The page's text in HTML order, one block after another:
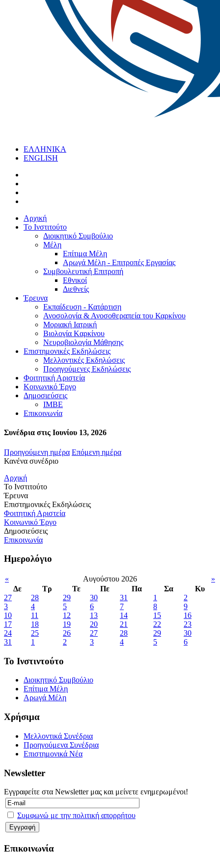
ΕΛΛΗΝΙΚΑ
ENGLISH
Αρχική
Το Ινστιτούτο
Διοικητικό Συμβούλιο
Μέλη
Επίτιμα Μέλη
Αρωγά Μέλη - Επιτροπές Εργασίας
Συμβουλευτική Επιτροπή
Εθνικοί
Διεθνείς
Έρευνα
Εκπαίδευση - Κατάρτιση
Ανοσολογία & Ανοσοθεραπεία του Καρκίνου
Μοριακή Ιατρική
Βιολογία Kαρκίνου
Νευροβιολογία Μάθησης
Επιστημονικές Εκδηλώσεις
Μελλοντικές Εκδηλώσεις
Προηγούμενες Εκδηλώσεις
Φοιτητική Αριστεία
Κοινωνικό Έργο
Δημοσιεύσεις
ΙΜΒΕ
Επικοινωνία
Συνέδρια στις Ιουνίου 13, 2026
Προηγούμενη ημέρα Επόμενη ημέρα
Κανένα συνέδριο
Αρχική
Το Ινστιτούτο
Έρευνα
Επιστημονικές Εκδηλώσεις
Φοιτητική Αριστεία
Κοινωνικό Έργο
Δημοσιεύσεις
Επικοινωνία
Ημερολόγιο
« Αυγούστου 2026
»
Δε
Τρ Τε Πε Πα Σα
Κυ
27
28 29 30 31 1
2
3
4 5 6 7 8
9
10
11 12 13 14 15
16
17
18 19 20 21 22
23
24
25 26 27 28 29
30
31
1 2 3 4 5 6
Το Ινστιντούτο
Διοικητικό Συμβούλιο
Επίτιμα Μέλη
Αρωγά Μέλη
Χρήσιμα
Μελλοντικά Συνέδρια
Προηγούμενα Συνέδρια
Επιστημονικά Νέα
Newsletter
Εγγραφείτε στα Newsletter μας και μείνετε ενημερωμένοι!
Συμφωνώ με την πολιτική απορρήτου
Επικοινωνία